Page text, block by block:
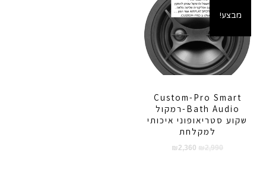
מבצע!
Custom-Pro Smart
Bath Audio-רמקול
שקוע סטריאופוני איכותי
למקלחת
₪2,990
המחיר₪ 2,360
המחיר